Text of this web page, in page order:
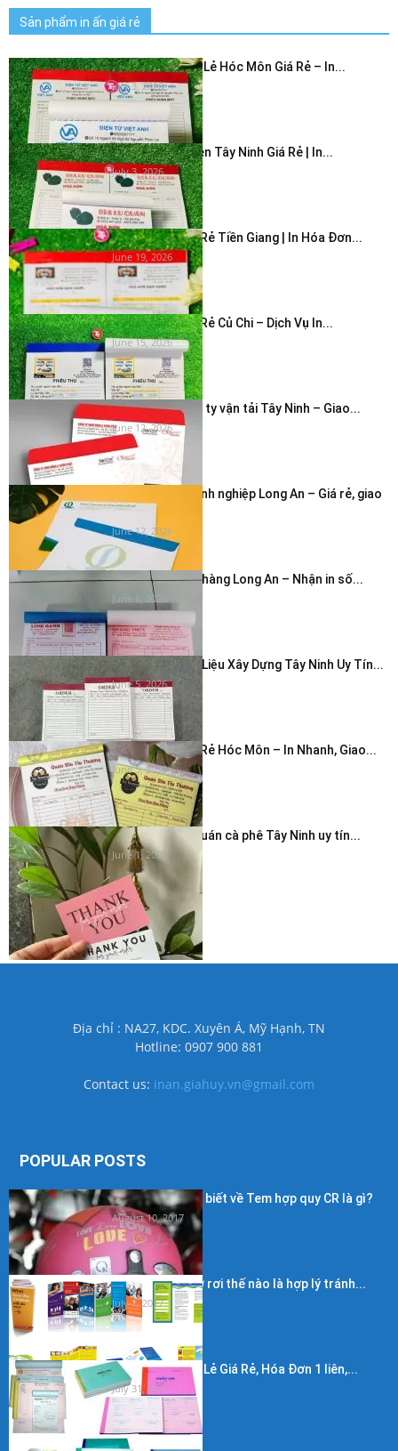
Sản phẩm in ấn giá rẻ
In Hóa Đơn Bán Lẻ Hóc Môn Giá Rẻ – In...
July 3, 2026
In Hóa Đơn 2 Liên Tây Ninh Giá Rẻ | In...
July 3, 2026
In Hóa Đơn Giá Rẻ Tiền Giang | In Hóa Đơn...
June 19, 2026
In Hóa Đơn Giá Rẻ Củ Chi – Dịch Vụ In...
June 15, 2026
In bao thư công ty vận tải Tây Ninh – Giao...
June 12, 2026
In phong bì doanh nghiệp Long An – Giá rẻ, giao
nhanh...
June 12, 2026
In hóa đơn cửa hàng Long An – Nhận in số...
June 6, 2026
In Hóa Đơn Vật Liệu Xây Dựng Tây Ninh Uy Tín...
June 5, 2026
In Hóa Đơn Giá Rẻ Hóc Môn – In Nhanh, Giao...
June 5, 2026
In thẻ cảm ơn quán cà phê Tây Ninh uy tín...
June 1, 2026
Địa chỉ : NA27, KDC. Xuyên Á, Mỹ Hạnh, TN
Hotline: 0907 900 881
Contact us: inan.giahuy.vn@gmail.com
POPULAR POSTS
Những điều cần biết về Tem hợp quy CR là gì?
August 10, 2017
Kích thước in tờ rơi thế nào là hợp lý tránh...
July 7, 2017
In Hóa Đơn Bán Lẻ Giá Rẻ, Hóa Đơn 1 liên,...
July 31, 2017